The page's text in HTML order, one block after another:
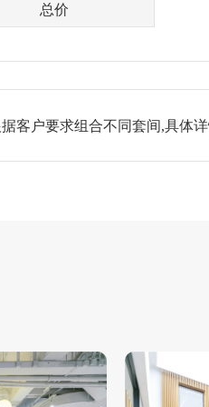
总价
客户要求组合不同套间,具体